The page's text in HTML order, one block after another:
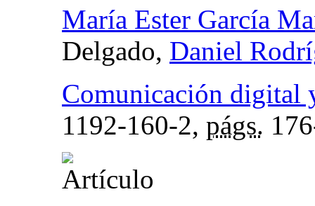
María Ester García
Delgado, Daniel
Comunicación digital
1192-160-2, págs.